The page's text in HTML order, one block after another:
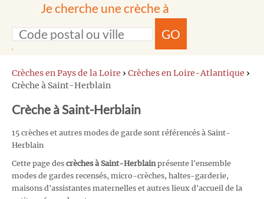
Je cherche une crèche à
GO
Crèches en Pays de la Loire › Crèches en Loire-Atlantique ›
Crèche à Saint-Herblain
Crèche à Saint-Herblain
15 crèches et autres modes de garde sont référencés à Saint-
Herblain
Cette page des crèches à Saint-Herblain présente l'ensemble
modes de gardes recensés, micro-crèches, haltes-garderie,
maisons d'assistantes maternelles et autres lieux d'accueil de la